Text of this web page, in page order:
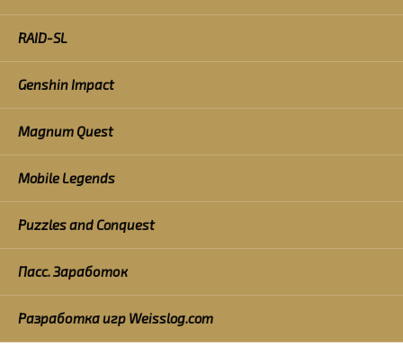
RAID-SL
Genshin Impact
Magnum Quest
Mobile Legends
Puzzles and Conquest
Пасс. Заработок
Разработка игр Weisslog.com